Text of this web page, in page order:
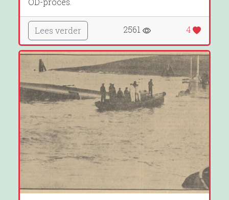
Lees verder 2561 4